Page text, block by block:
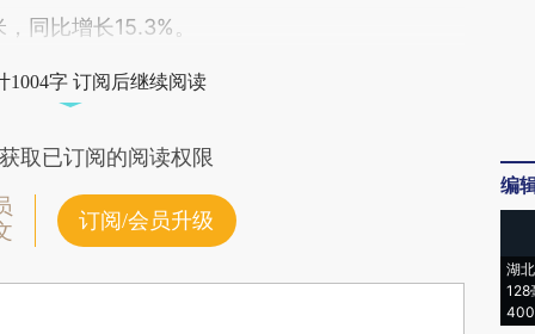
同比增长15.3%。
1004字 订阅后继续阅读
取已订阅的阅读权限
订阅/会员升级
编
湖
128